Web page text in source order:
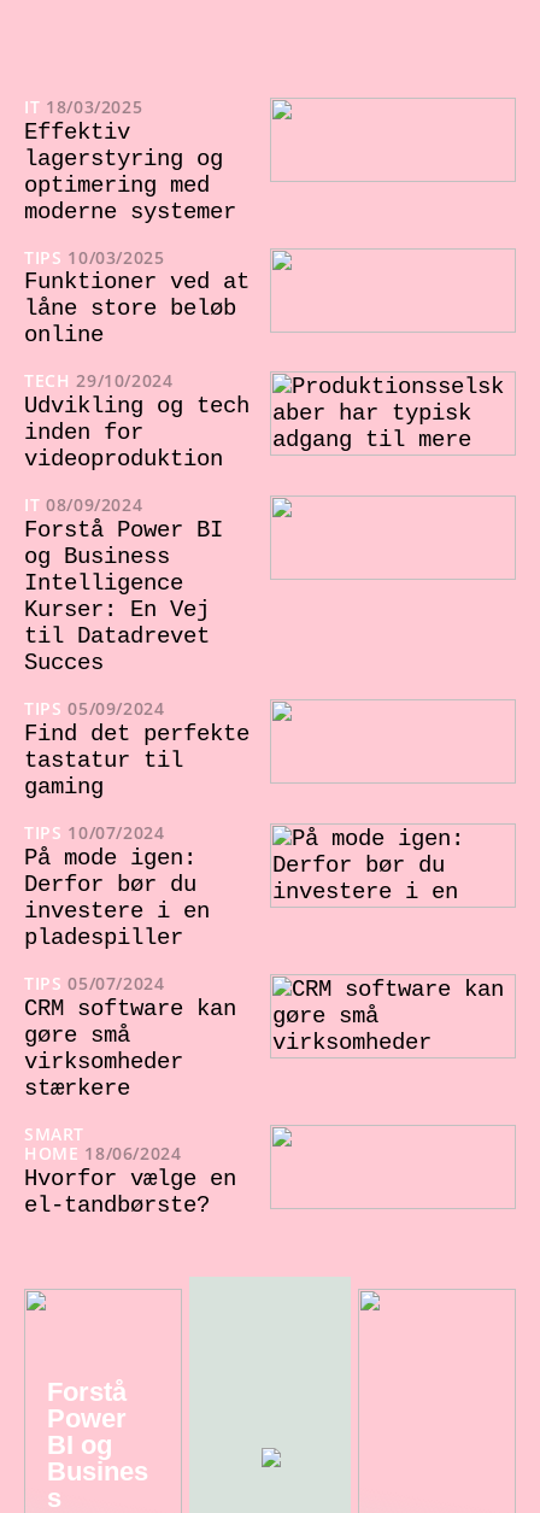
IT 18/03/2025
Effektiv
lagerstyring og
optimering med
moderne systemer
TIPS 10/03/2025
Funktioner ved at
låne store beløb
online
TECH 29/10/2024
Udvikling og tech
inden for
videoproduktion
IT 08/09/2024
Forstå Power BI
og Business
Intelligence
Kurser: En Vej
til Datadrevet
Succes
TIPS 05/09/2024
Find det perfekte
tastatur til
gaming
TIPS 10/07/2024
På mode igen:
Derfor bør du
investere i en
pladespiller
TIPS 05/07/2024
CRM software kan
gøre små
virksomheder
stærkere
SMART
HOME 18/06/2024
Hvorfor vælge en
el-tandbørste?
Forstå
Power
BI og
Busines
s